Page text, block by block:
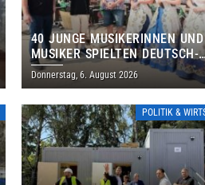
40 JUNGE MUSIKERINNEN UND
MUSIKER SPIELTEN DEUTSCH-
BRASILIANISCHES
THOLEY
Donnerstag, 6. August 2026
POLITIK &